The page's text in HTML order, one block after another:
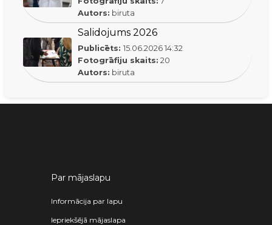
Autors: biruta
Salidojums 2026
Publicēts: 15.06.2026 14:32
Fotogrāfiju skaits: 20
Autors: biruta
Par mājaslapu
Informācija par lapu
Iepriekšējā mājaslapa